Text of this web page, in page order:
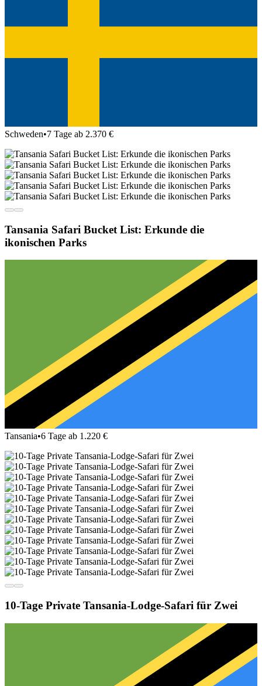
Schweden•7 Tage ab 2.370 €
Tansania Safari Bucket List: Erkunde die
ikonischen Parks
Tansania•6 Tage ab 1.220 €
10-Tage Private Tansania-Lodge-Safari für Zwei